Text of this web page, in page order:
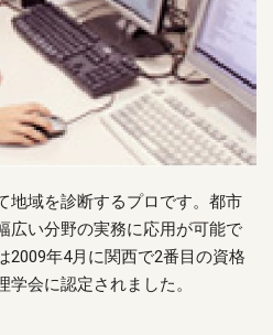
地域を診断するプロです。都市
広い分野の実務に応用が可能で
2009年4月に関西で2番目の資格
会に認定されました。